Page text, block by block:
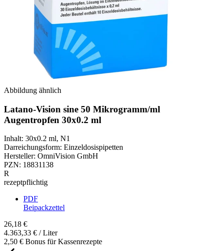
Abbildung ähnlich
Latano-Vision sine 50 Mikrogramm/ml
Augentropfen 30x0.2 ml
Inhalt: 30x0.2 ml, N1
Darreichungsform: Einzeldosispipetten
Hersteller: OmniVision GmbH
PZN: 18831138
R
rezeptpflichtig
PDF
Beipackzettel
26,18 €
4.363,33 € / Liter
2,50 € Bonus für Kassenrezepte